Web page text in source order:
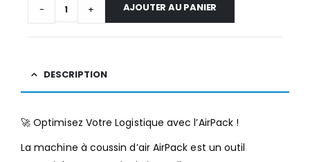
- + AJOUTER AU PANIER
DESCRIPTION
🚀 Optimisez Votre Logistique avec l’AirPack !
La machine à coussin d’air AirPack est un outil